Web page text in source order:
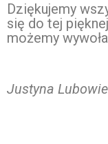
Dziękujemy
się do tej
możemy
Justyna